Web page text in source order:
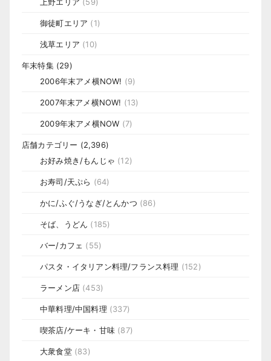
御徒町エリア (1)
浅草エリア (10)
年末特集(29)
2006年末アメ横NOW! (9)
2007年末アメ横NOW! (13)
2009年末アメ横NOW (7)
店舗カテゴリー (2,396)
お好み焼き/もんじゃ (12)
お寿司/天ぷら (64)
かに/ふぐ/うなぎ/とんかつ (86)
そば、うどん (185)
バー/カフェ (55)
パスタ・イタリアン料理/フランス料理 (152)
ラーメン店 (453)
中華料理/中国料理 (337)
喫茶店/ケーキ・甘味 (87)
大衆食堂(83)